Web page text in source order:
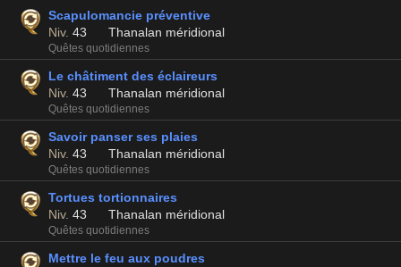
Scapulomancie préventive
Niv. 43 Thanalan méridional
Quêtes quotidiennes
Le châtiment des éclaireurs
Niv. 43 Thanalan méridional
Quêtes quotidiennes
Savoir panser ses plaies
Niv. 43 Thanalan méridional
Quêtes quotidiennes
Tortues tortionnaires
Niv. 43 Thanalan méridional
Quêtes quotidiennes
Mettre le feu aux poudres